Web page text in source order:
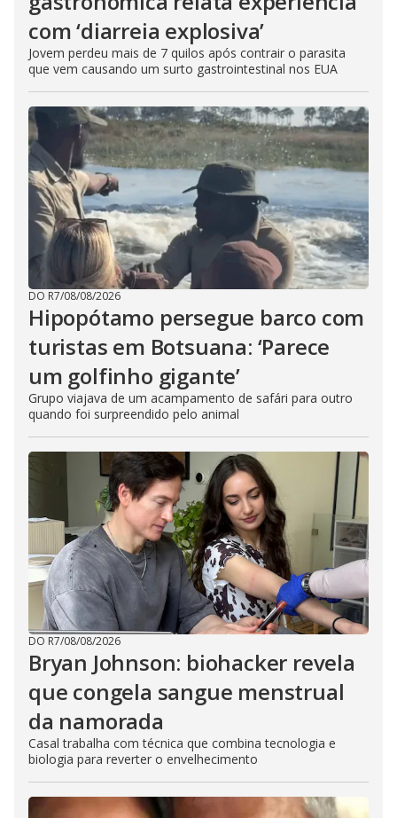
com ‘diarreia explosiva’
Jovem perdeu mais de 7 quilos após contrair o parasita
que vem causando um surto gastrointestinal nos EUA
DO R7/08/08/2026
Hipopótamo persegue barco com
turistas em Botsuana: ‘Parece
um golfinho gigante’
Grupo viajava de um acampamento de safári para outro
quando foi surpreendido pelo animal
DO R7/08/08/2026
Bryan Johnson: biohacker revela
que congela sangue menstrual
da namorada
Casal trabalha com técnica que combina tecnologia e
biologia para reverter o envelhecimento